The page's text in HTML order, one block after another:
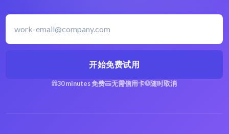
开始免费试用
30 minutes 免费 无需信用卡 随时取消